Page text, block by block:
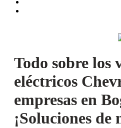
Todo sobre los
eléctricos
empresas en
¡Soluciones